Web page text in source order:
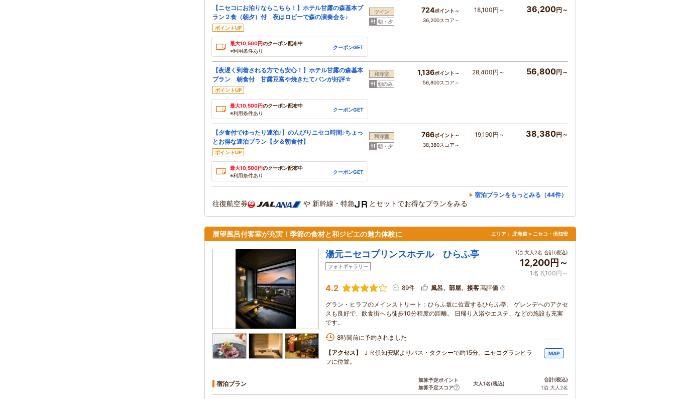
【ニセコにお泊りならこちら！】ホテル甘露の森基本プ
ラン２食（朝夕）付 夜はロビーで森の演奏会を♪
ポイントUP
最大10,500円のクーポン配布中
※利用条件あり
クーポンGET
ツイン
朝・夕
724ポイント～
36,200スコア～
18,100円～ 36,200円～
【夜遅く到着される方でも安心！】ホテル甘露の森基本
プラン 朝食付 甘露豆富や焼きたてパンが好評☆
ポイントUP
最大10,500円のクーポン配布中
※利用条件あり
クーポンGET
和洋室
朝のみ
1,136ポイント～
56,800スコア～
28,400円～ 56,800円～
【夕食付でゆったり連泊♪】のんびりニセコ時間♪ちょっ
とお得な連泊プラン【夕＆朝食付】
ポイントUP
最大10,500円のクーポン配布中
※利用条件あり
クーポンGET
和洋室
朝・夕
766ポイント～
38,380スコア～
19,190円～ 38,380円～
宿泊プランをもっとみる（44件）
往復航空券 や 新幹線・特急 とセットでお得なプランをみる
展望風呂付客室が充実！季節の食材と和ジビエの魅力体験に エリア： 北海道 > ニセコ・倶知安
湯元ニセコプリンスホテル ひらふ亭
フォトギャラリー
1泊 大人2名 合計(税込)
12,200円～
1名 6,100円～
4.2 89件 風呂、部屋、接客高評価
グラン・ヒラフのメインストリート：ひらふ坂に位置するひらふ亭。 ゲレンデへのアクセ
スも良好で、飲食街へも徒歩10分程度の距離。 日帰り入浴やエステ、などの施設も充実
です。
8時間前に予約されました
【アクセス】
ＪＲ倶知安駅よりバス・タクシーで約15分。ニセコグランヒラ
フに位置。
MAP
宿泊プラン
加算予定ポイント
加算予定スコア
大人1名(税込)
合計(税込)
1泊 大人2名